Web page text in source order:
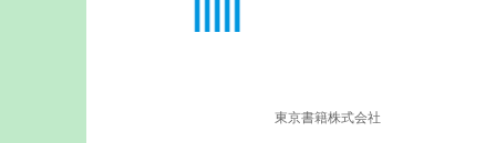
東京書籍株式会社